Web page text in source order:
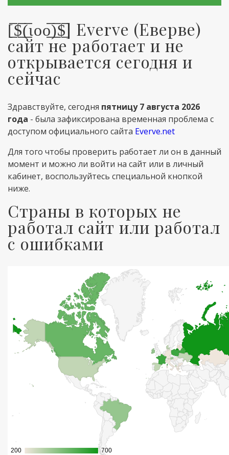
[̲̅$̲̅(̲̅ιοο̲̅)̲̅$̲̅] Everve (Еверве)
сайт не работает и не
открывается сегодня и
сейчас
Здравствуйте, сегодня пятницу 7 августа 2026
года - была зафиксирована временная проблема с
доступом официального сайта Everve.net
Для того чтобы проверить работает ли он в данный
момент и можно ли войти на сайт или в личный
кабинет, воспользуйтесь специальной кнопкой
ниже.
Страны в которых не
работал сайт или работал
с ошибками
200
200 700
700